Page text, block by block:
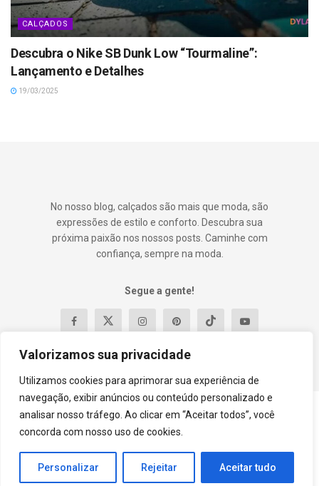
Valorizamos sua privacidade
Utilizamos cookies para aprimorar sua experiência de
navegação, exibir anúncios ou conteúdo personalizado e
analisar nosso tráfego. Ao clicar em “Aceitar todos”, você
concorda com nosso uso de cookies.
Personalizar Rejeitar Aceitar tudo
CALÇADOS
Descubra o Nike SB Dunk Low “Tourmaline”:
Lançamento e Detalhes
19/03/2025
No nosso blog, calçados são mais que moda, são
expressões de estilo e conforto. Descubra sua
próxima paixão nos nossos posts. Caminhe com
confiança, sempre na moda.
Segue a gente!
Contato Política e Privacidade
Termos e Condições
Sobre
© 2023DylaShoes- Premium WordPress news & magazine theme by
Guilherme Oliveira.